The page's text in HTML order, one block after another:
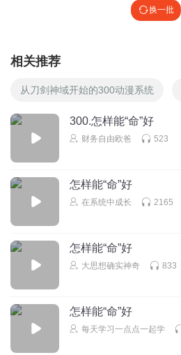
换一批
相关推荐
从刀剑神域开始的300动漫系统
300.怎样能“命”好
财务自由欧爸 523
怎样能“命”好
在系统中成长 2165
怎样能“命”好
大思想确实神奇 833
怎样能“命”好
每天学习一点点一起学